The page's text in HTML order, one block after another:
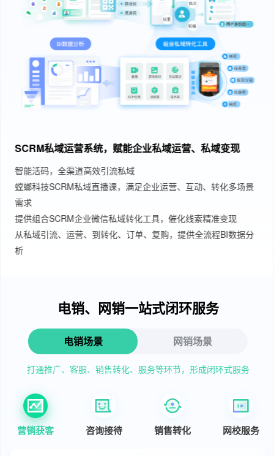
SCRM私域运营系统，赋能企业私域运营、私域变现
智能活码，全渠道高效引流私域SCRM私域管理系统
螳螂科技SCRM私域直播课，满足企业运营、互动、转化多场景
需求
提供组合SCRM企业微信私域转化工具，催化线索精准变现
从私域引流、运营、到转化、订单、复购，提供全流程BI数据分
析
电销、网销一站式闭环服务
电销场景 网销场景
打通推广、客服、销售转化、服务等环节，形成闭环式服务
营销获客 咨询接待 销售转化 网校服务